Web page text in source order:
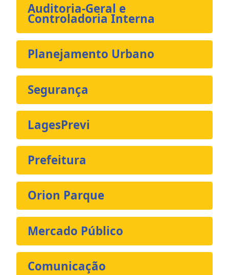
Auditoria-Geral e
Controladoria Interna
Planejamento Urbano
Segurança
LagesPrevi
Prefeitura
Orion Parque
Mercado Público
Comunicação